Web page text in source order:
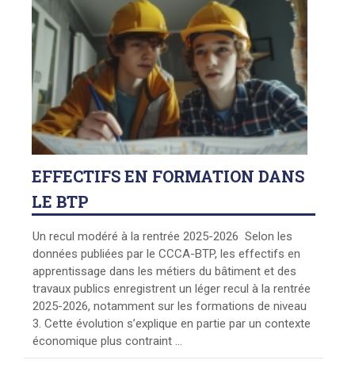
EFFECTIFSEN FORMATION DANS
LE BTP
Un recul modéré à la rentrée 2025-2026 Selon les
données publiées par le CCCA-BTP, les effectifs en
apprentissage dans les métiers du bâtiment et des
travaux publics enregistrent un léger recul à la rentrée
2025-2026, notamment sur les formations de niveau
3. Cette évolution s’explique en partie par un contexte
économique plus contraint ...